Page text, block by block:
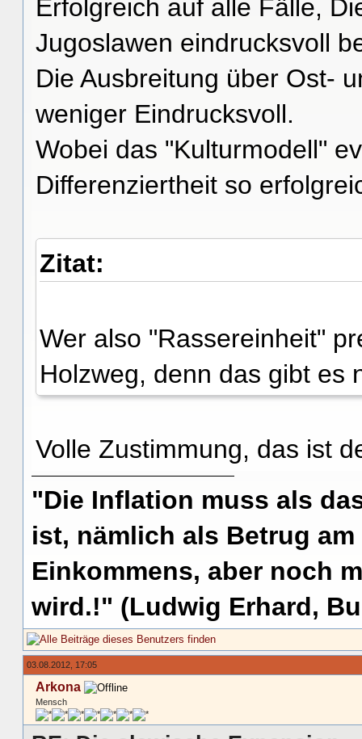
Erfolgreich auf alle Fälle,
Jugoslawen eindrucksvoll
Die Ausbreitung über Ost-
weniger Eindrucksvoll.
Wobei das "Kulturmodell"
Differenziertheit so
Zitat:
Wer also "Rassereinheit"
Holzweg, denn das gibt es
Volle Zustimmung, das ist
"Die Inflation muss als
ist, nämlich als Betrug
Einkommens, aber noch
wird.!" (Ludwig Erhard,
03.08.2012, 17:05
Arkona
Mensch